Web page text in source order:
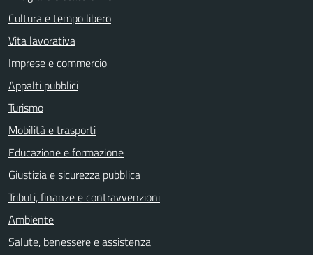
Cultura e tempo libero
Vita lavorativa
Imprese e commercio
Appalti pubblici
Turismo
Mobilità e trasporti
Educazione e formazione
Giustizia e sicurezza pubblica
Tributi, finanze e contravvenzioni
Ambiente
Salute, benessere e assistenza